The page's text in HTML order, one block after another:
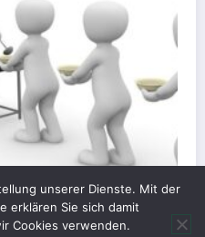
unserer Dienste. Mit der
erklären Sie sich damit
Cookies verwenden.